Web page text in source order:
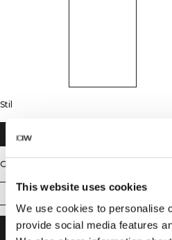
This website uses cookies
We use cookies to personalise
provide social media features
Stil
Größe
XS S M
IN DEN